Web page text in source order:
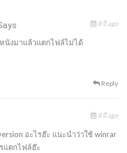
8 ปี ago
นังมาแล้วแตกไฟล์ไม่ได้
Reply
8 ปี ago
อะไรฮ๊ะ แนะนำว่าใช้ winrar
แตกไฟล์ฮ๊ะ